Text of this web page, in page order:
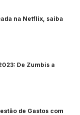
na Netflix, saiba
De Zumbis a
de Gastos com